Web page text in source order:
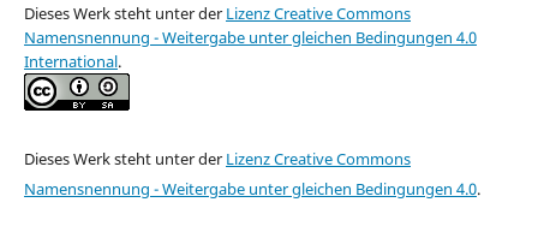
Dieses Werk steht unter der Lizenz Creative Commons
Namensnennung - Weitergabe unter gleichen Bedingungen 4.0
International.
Dieses Werk steht unter der Lizenz Creative Commons
Namensnennung - Weitergabe unter gleichen Bedingungen 4.0.